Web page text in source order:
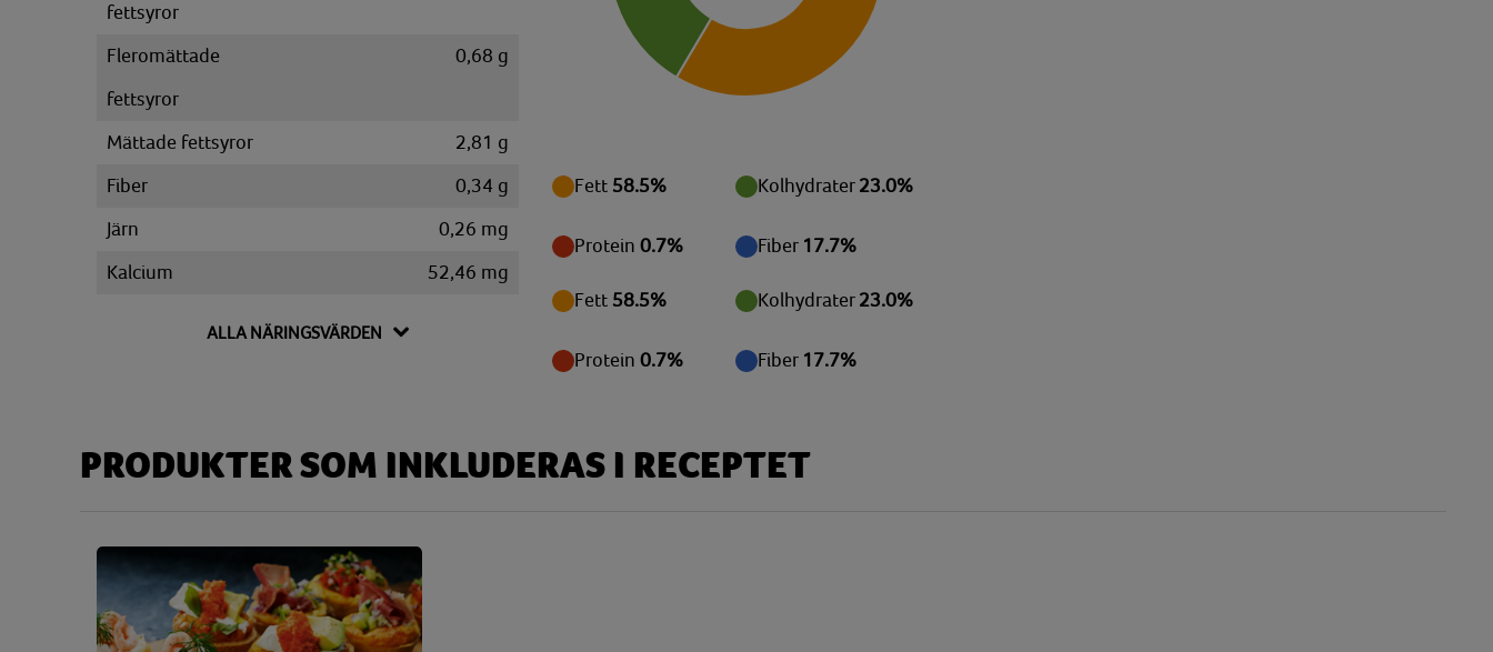
fettsyror
Fleromättade
fettsyror
0,68 g
Mättade fettsyror
2,81 g
Fiber
0,34 g
Järn
0,26 mg
Kalcium
52,46 mg
Magnesium
Natrium
190,78 mg
ALLA NÄRINGSVÄRDEN
Fett 58.5% Kolhydrater 23.0%
Protein 0.7% Fiber 17.7%
Fett 58.5% Kolhydrater 23.0%
Protein 0.7% Fiber 17.7%
PRODUKTER SOM INKLUDERAS I RECEPTET